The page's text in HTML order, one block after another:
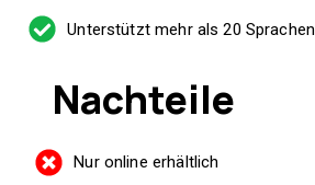
Unterstützt mehr als 20 Sprachen
Nachteile
Nur online erhältlich